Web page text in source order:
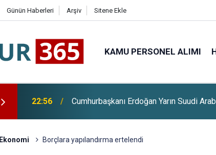
Günün Haberleri Arşiv Sitene Ekle
KAMU PERSONEL ALIMI
22:28 Huzurevlerine Sınavsız Personel Ve İşçi
Ekonomi Borçlara yapılandırma ertelendi